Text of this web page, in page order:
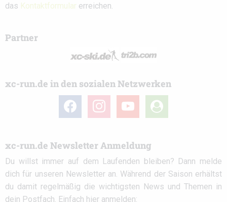
das Kontaktformular erreichen.
Partner
xc-run.de in den sozialen Netzwerken
facebook instagram youtube
user-
circle
xc-run.de Newsletter Anmeldung
Du willst immer auf dem Laufenden bleiben? Dann melde
dich für unseren Newsletter an. Während der Saison erhältst
du damit regelmäßig die wichtigsten News und Themen in
dein Postfach. Einfach hier anmelden: